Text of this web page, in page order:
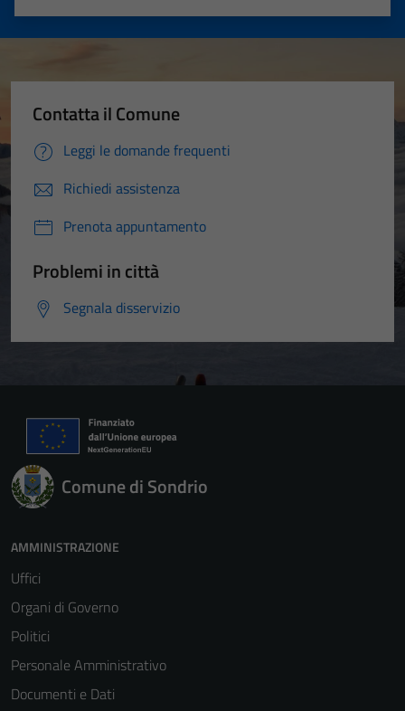
Valuta 5 stelle su 5
Valuta 4 stelle su 5
Valuta 3 stelle su 5
Valuta 2 stelle su 5
Valuta 1 stelle su 5
Contatta il Comune
Leggi le domande frequenti
Richiedi assistenza
Prenota appuntamento
Problemi in città
Segnala disservizio
Comune di Sondrio
AMMINISTRAZIONE
Uffici
Organi di Governo
Politici
Personale Amministrativo
Documenti e Dati